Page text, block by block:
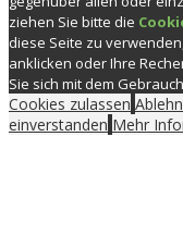
ziehen Sie bitte die
diese Seite zu
anklicken oder Ihre
Sie sich mit dem
Cookies zulassen
einverstanden Mehr